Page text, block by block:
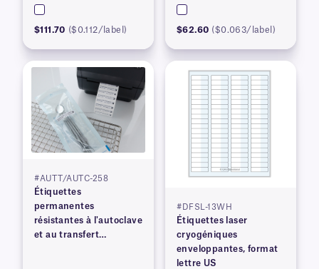
$111.70 ($0.112/label) $62.60 ($0.063/label)
#AUTT/AUTC-258
Étiquettes
permanentes
résistantes à l'autoclave
et au transfert
#DFSL-13WH
Étiquettes laser
cryogéniques
enveloppantes, format
lettre US